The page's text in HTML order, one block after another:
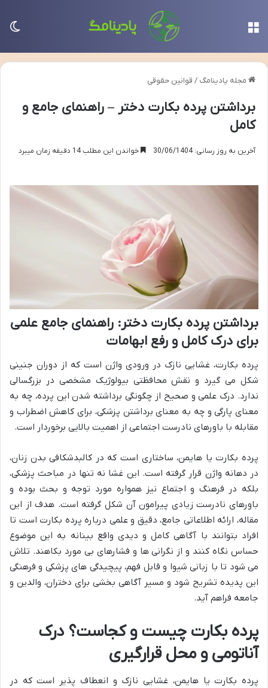
مجله پادینامگ / قوانین حقوقی
برداشتن پرده بکارت دختر – راهنمای جامع و
کامل
آخرین به روز رسانی: 30/06/1404 خواندن این مطلب 14 دقیقه زمان میبرد
برداشتن پرده بکارت دختر: راهنمای جامع علمی
برای درک کامل و رفع ابهامات
پرده بکارت، غشایی نازک در ورودی واژن است که از دوران جنینی
شکل می گیرد و نقش محافظتی بیولوژیک مشخصی در بزرگسالی
ندارد. درک علمی و صحیح از چگونگی برداشته شدن این پرده، چه به
معنای پارگی و چه به معنای برداشتن پزشکی، برای کاهش اضطراب و
مقابله با باورهای نادرست اجتماعی از اهمیت بالایی برخوردار است.
پرده بکارت یا هایمن، ساختاری است که در کالبدشکافی بدن زنان،
در دهانه واژن قرار گرفته است. این غشا نه تنها در مباحث پزشکی،
بلکه در فرهنگ و اجتماع نیز همواره مورد توجه و بحث بوده و
باورهای نادرست زیادی پیرامون آن شکل گرفته است. هدف از این
مقاله، ارائه اطلاعاتی جامع، دقیق و علمی درباره پرده بکارت است تا
افراد بتوانند با آگاهی کامل و دیدی واقع بینانه به این موضوع
حساس نگاه کنند و از نگرانی ها و فشارهای بی مورد بکاهند. تلاش
می شود تا با زبانی شیوا و قابل فهم، پیچیدگی های پزشکی و فرهنگی
این پدیده تشریح شود و مسیر آگاهی بخشی برای دختران، والدین و
جامعه فراهم آید.
پرده بکارت چیست و کجاست؟ درک
آناتومی و محل قرارگیری
پرده بکارت یا هایمن، غشایی نازک و انعطاف پذیر است که در